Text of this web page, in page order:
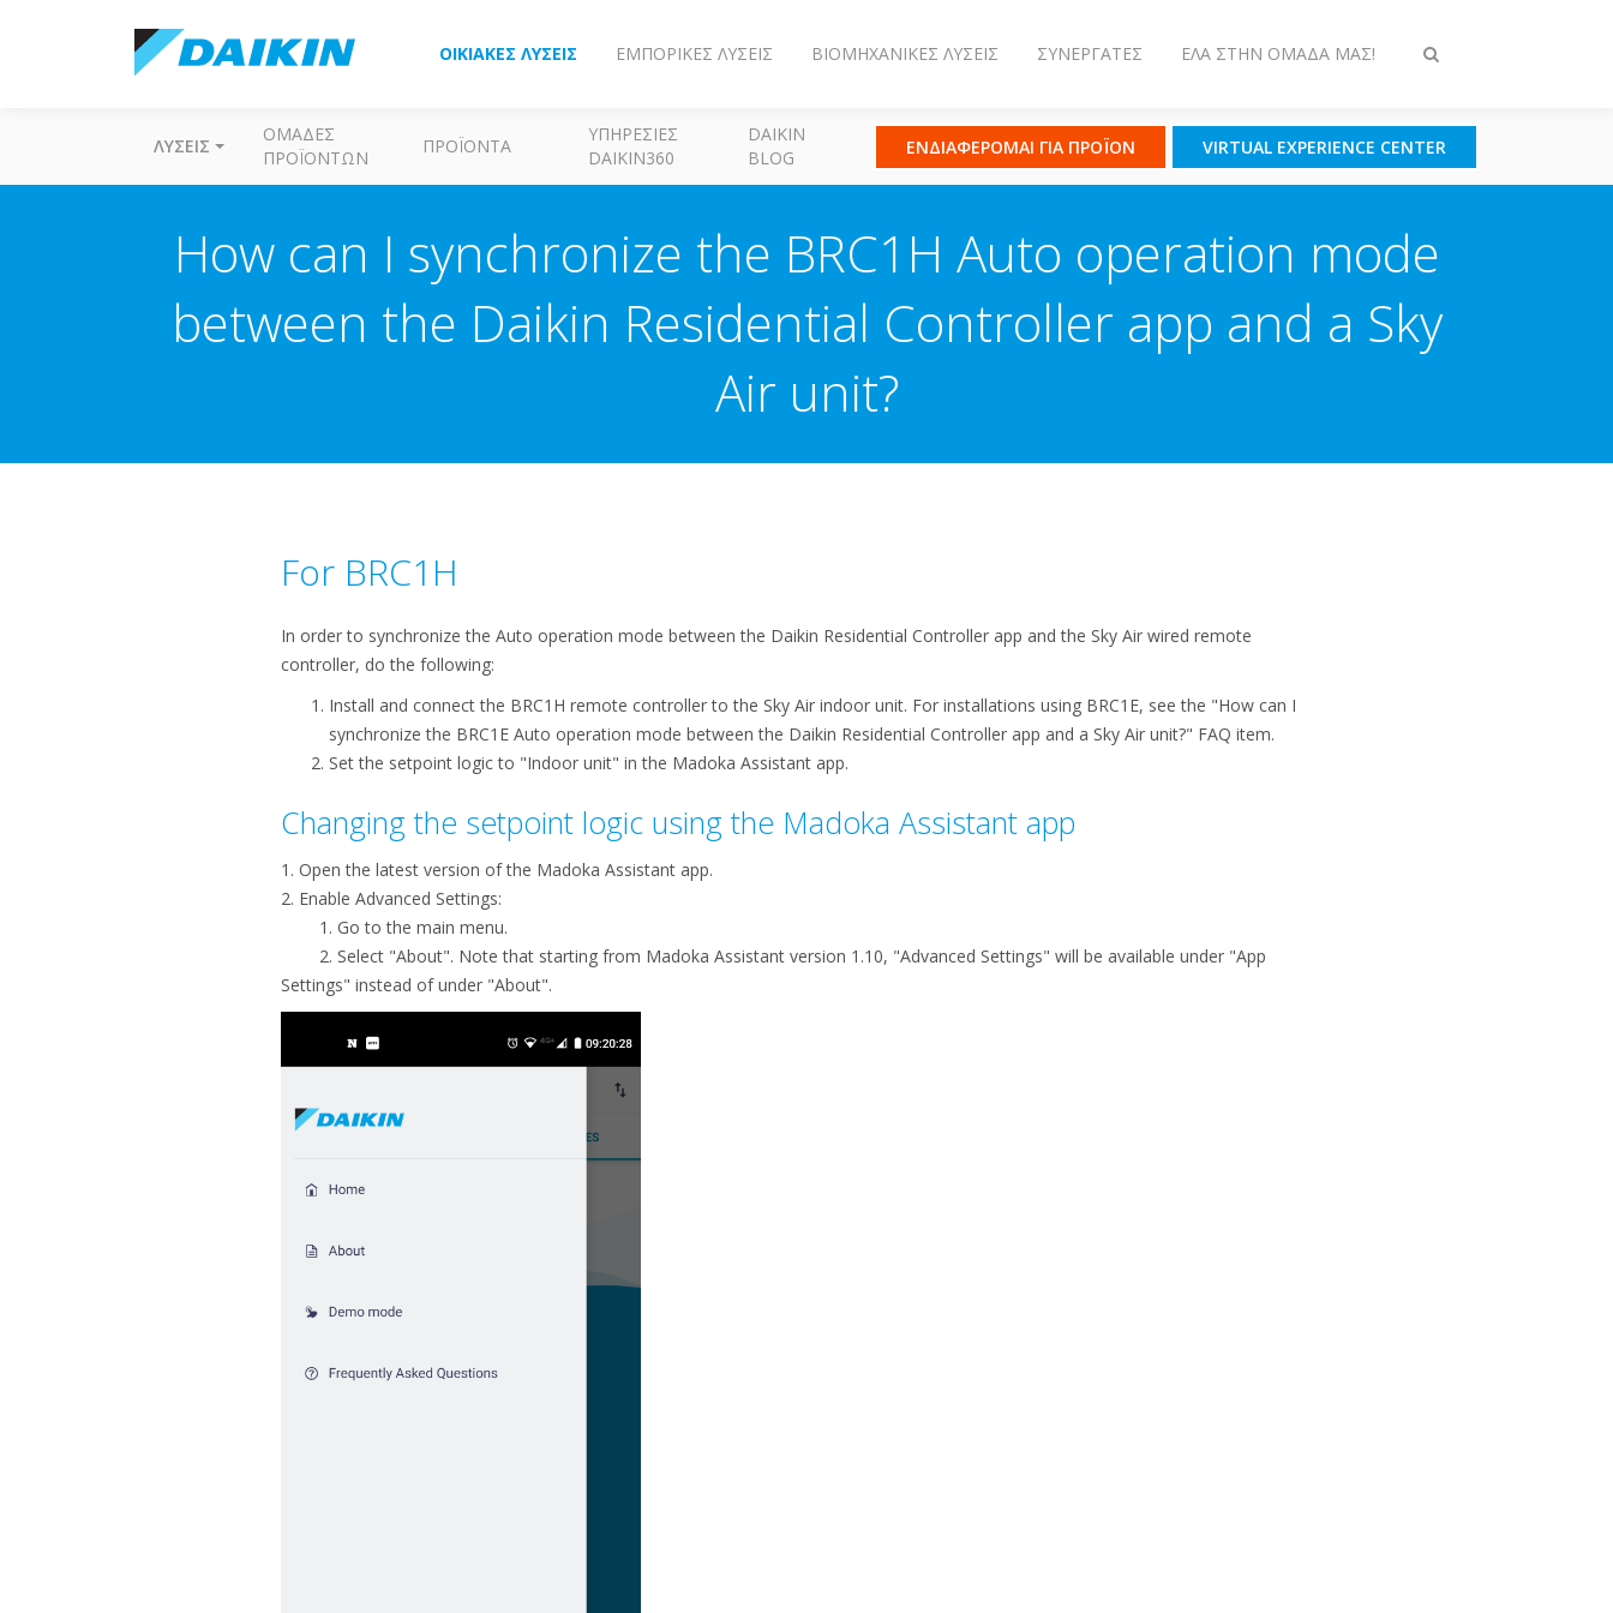
Εναλλαγή
ΟΙΚΙΑΚΈΣ ΛΎΣΕΙΣ ΕΜΠΟΡΙΚΈΣ ΛΎΣΕΙΣ ΒΙΟΜΗΧΑΝΙΚΈΣ ΛΎΣΕΙΣ ΣΥΝΕΡΓΆΤΕΣ ΈΛΑ ΣΤΗΝ ΟΜΆΔΑ ΜΑΣ!
ΛΎΣΕΙΣ
ΟΜΆΔΕΣ
ΠΡΟΪΌΝΤΩΝ
ΠΡΟΪΌΝΤΑ
ΥΠΗΡΕΣΊΕΣ
DAIKIN360
DAIKIN
BLOG
ΕΝΔΙΑΦΕΡΟΜΑΙ ΓΙΑ ΠΡΟΪΟΝ VIRTUAL EXPERIENCE CENTER
How can I synchronize the BRC1H Auto operation mode
between the Daikin Residential Controller app and a Sky
Air unit?
For BRC1H
In order to synchronize the Auto operation mode between the Daikin Residential Controller app and the Sky Air wired remote
controller, do the following:
​Install and connect the BRC1H remote controller to the Sky Air indoor unit. For installations using BRC1E, see the "How can I
synchronize the BRC1E Auto operation mode between the Daikin Residential Controller app and a Sky Air unit?" FAQ item.
Set the setpoint logic to "Indoor unit" in the Madoka Assistant app.
Changing the setpoint logic using the Madoka Assistant app
1. Open the latest version of the Madoka Assistant app.
2. Enable Advanced Settings:
1. Go to the main menu.
2. Select "About". Note that starting from Madoka Assistant version 1.10, "Advanced Settings" will be available under "App
Settings" instead of under "About".